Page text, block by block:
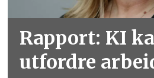
Rapport: KI
utfordre